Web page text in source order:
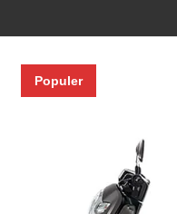
Populer